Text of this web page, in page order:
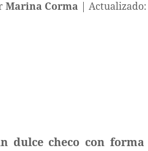
Marina Corma
dulce checo con